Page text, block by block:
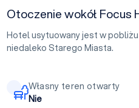
Otoczenie wokół Focus
Hotel usytuowany jest w
niedaleko Starego Miasta.
Własny teren otwarty
Nie